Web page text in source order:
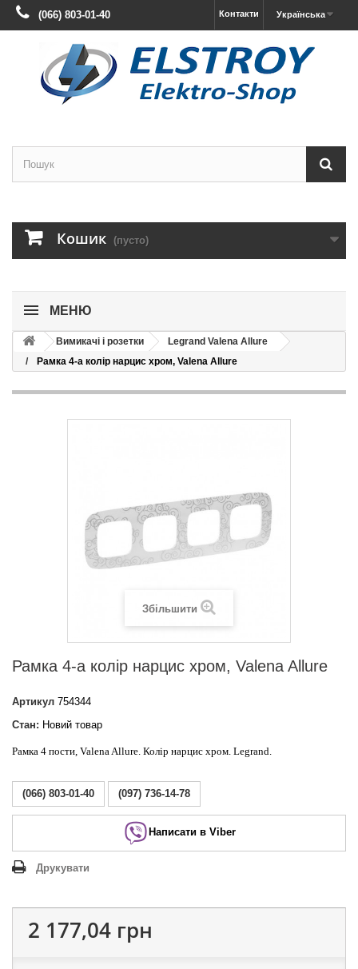
Українська
Контакти
(066) 803-01-40
Кошик (пусто)
МЕНЮ
Вимикачі і розетки
Legrand Valena Allure
Рамка 4-а колір нарцис хром, Valena Allure
Збільшити
Рамка 4-а колір нарцис хром, Valena Allure
Артикул 754344
Стан: Новий товар
Рамка 4 пости, Valena Allure. Колір нарцис хром. Legrand.
(066) 803-01-40 (097) 736-14-78
Написати в Viber
Друкувати
2 177,04 грн